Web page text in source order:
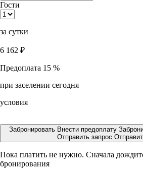
Гости
за сутки
6 162 ₽
Предоплата 15 %
при заселении сегодня
условия
Забронировать Внести предоплату
Отправить запрос
Пока платить не нужно. Сначала
бронирования